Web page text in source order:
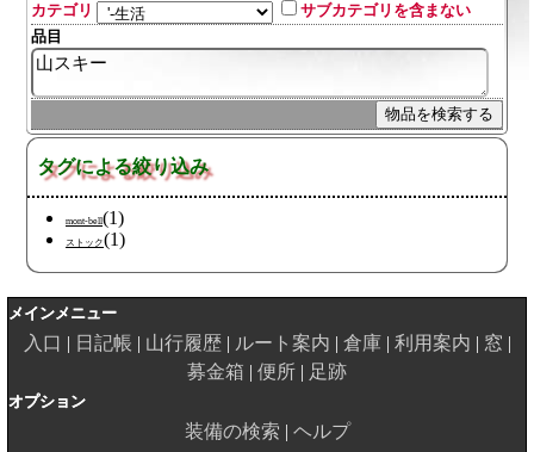
カテゴリ
サブカテゴリを含まない
品目
タグによる絞り込み
mont-bell(1)
ストック(1)
メインメニュー
入口 日記帳 山行履歴 ルート案内 倉庫 利用案内
窓
募金箱
便所 足跡
オプション
装備の検索 ヘルプ